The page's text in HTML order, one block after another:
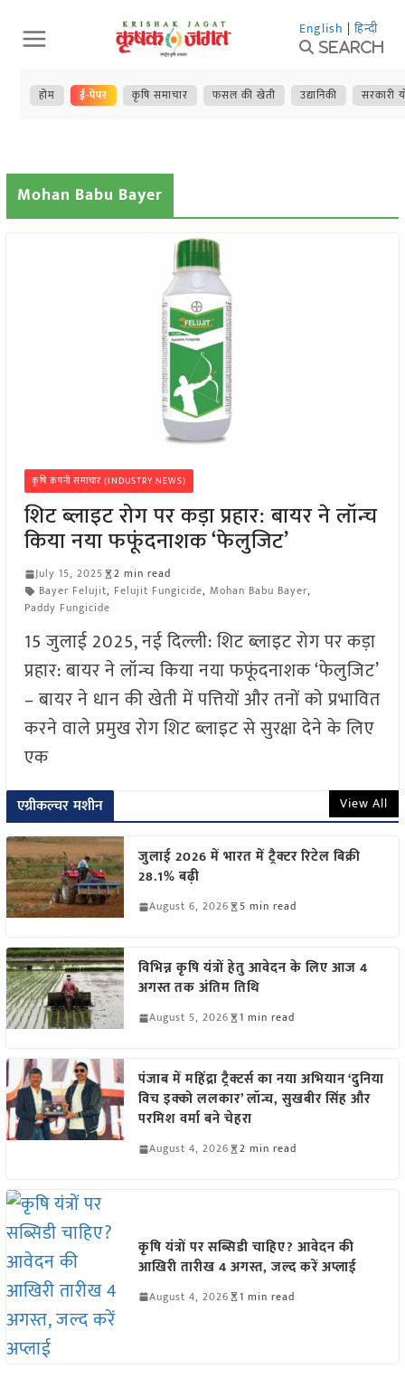
Skip
to
content
English | हिन्दी
Search
होम ई-पेपर कृषि समाचार फसल की खेती उद्यानिकी सरकारी
Mohan Babu Bayer
कृषि कंपनी समाचार (INDUSTRY NEWS)
शिट ब्लाइट रोग पर कड़ा प्रहार: बायर ने लॉन्च
किया नया फफूंदनाशक ‘फेलुजिट’
July 15, 2025
2 min read
Bayer Felujit, Felujit Fungicide, Mohan Babu Bayer,
Paddy Fungicide
15 जुलाई 2025, नई दिल्ली: शिट ब्लाइट रोग पर कड़ा
प्रहार: बायर ने लॉन्च किया नया फफूंदनाशक ‘फेलुजिट’
– बायर ने धान की खेती में पत्तियों और तनों को प्रभावित
करने वाले प्रमुख रोग शिट ब्लाइट से सुरक्षा देने के लिए
एक
एग्रीकल्चर मशीन View All
जुलाई 2026 में भारत में ट्रैक्टर रिटेल बिक्री
28.1% बढ़ी
August 6, 2026 5 min read
विभिन्न कृषि यंत्रों हेतु आवेदन के लिए आज 4
अगस्त तक अंतिम तिथि
August 5, 2026 1 min read
पंजाब में महिंद्रा ट्रैक्टर्स का नया अभियान ‘दुनिया
विच इक्को ललकार’ लॉन्च, सुखबीर सिंह और
परमिश वर्मा बने चेहरा
August 4, 2026 2 min read
कृषि यंत्रों पर सब्सिडी चाहिए? आवेदन की
आखिरी तारीख 4 अगस्त, जल्द करें अप्लाई
August 4, 2026 1 min read